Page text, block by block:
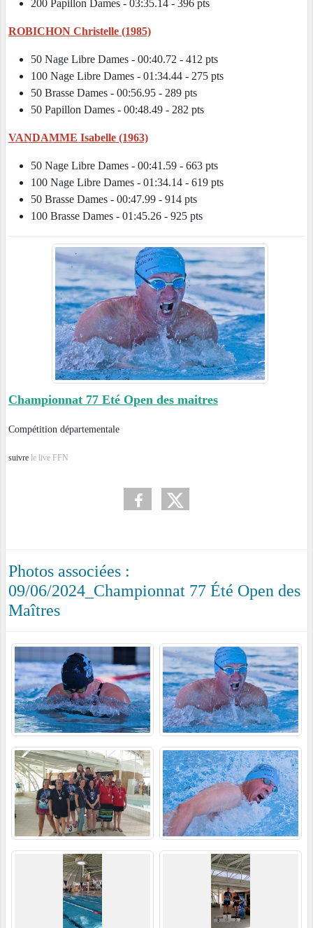
200 Papillon Dames - 03:35.14 - 396 pts
ROBICHON Christelle (1985)
50 Nage Libre Dames - 00:40.72 - 412 pts
100 Nage Libre Dames - 01:34.44 - 275 pts
50 Brasse Dames - 00:56.95 - 289 pts
50 Papillon Dames - 00:48.49 - 282 pts
VANDAMME Isabelle (1963)
50 Nage Libre Dames - 00:41.59 - 663 pts
100 Nage Libre Dames - 01:34.14 - 619 pts
50 Brasse Dames - 00:47.99 - 914 pts
100 Brasse Dames - 01:45.26 - 925 pts
Championnat 77 Eté Open des maitres
Compétition départementale
suivre le live FFN
Photos associées :
09/06/2024_Championnat 77 Été Open des
Maîtres